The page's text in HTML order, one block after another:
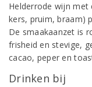
Helderrode wijn met
kers, pruim, braam)
De smaakaanzet is
frisheid en stevige,
cacao, peper en
Drinken bij